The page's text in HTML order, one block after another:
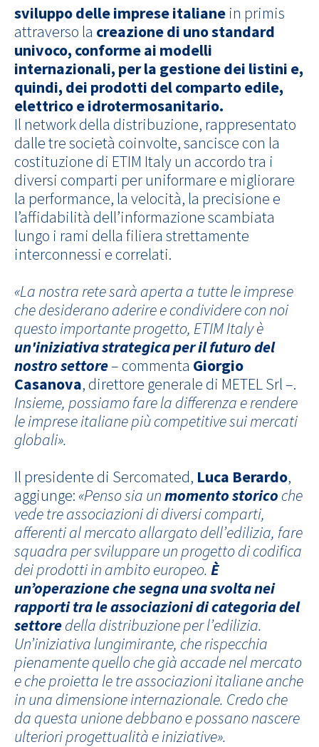
sviluppo delle imprese italiane in primis
attraverso la creazione di uno standard
univoco, conforme ai modelli
internazionali, per la gestione dei listini e,
quindi, dei prodotti del comparto edile,
elettrico e idrotermosanitario.
Il network della distribuzione, rappresentato
dalle tre società coinvolte, sancisce con la
costituzione di ETIM Italy un accordo tra i
diversi comparti per uniformare e migliorare
la performance, la velocità, la precisione e
l’affidabilità dell’informazione scambiata
lungo i rami della filiera strettamente
interconnessi e correlati.
«La nostra rete sarà aperta a tutte le imprese
che desiderano aderire e condividere con noi
questo importante progetto, ETIM Italy è
un'iniziativa strategica per il futuro del
nostro settore– commenta Giorgio
Casanova, direttore generale di METEL Srl –.
Insieme, possiamo fare la differenza e rendere
le imprese italiane più competitive sui mercati
globali».
Il presidente di Sercomated, Luca Berardo,
aggiunge: «Penso sia unmomento storico che
vede tre associazioni di diversi comparti,
afferenti al mercato allargato dell’edilizia, fare
squadra per sviluppare un progetto di codifica
dei prodotti in ambito europeo. È
un’operazione che segna una svolta nei
rapporti tra le associazioni di categoria del
settoredella distribuzione per l’edilizia.
Un’iniziativa lungimirante, che rispecchia
pienamente quello che già accade nel mercato
e che proietta le tre associazioni italiane anche
in una dimensione internazionale. Credo che
da questa unione debbano e possano nascere
ulteriori progettualità e iniziative».